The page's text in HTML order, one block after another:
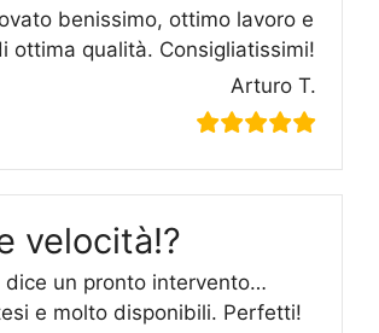
benissimo, ottimo lavoro e
ottima qualità. Consigliatissimi!
Arturo T.
velocità!?
dice un pronto intervento…
e molto disponibili. Perfetti!